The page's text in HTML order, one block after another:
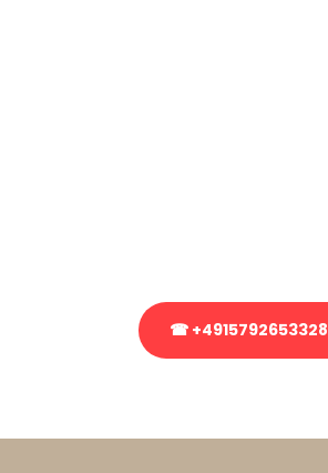
☎ +4915792653328